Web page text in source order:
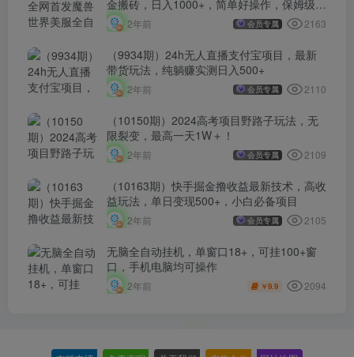
金搬砖，日入1000+，简单好操作，保姆级教
学
2年前 会员专属 2163
（9934期）24h无人直播支付宝项目，最新
带货玩法，纯躺赚实测日入500+
2年前 会员专属 2110
（10150期）2024高考项目野路子玩法，无
限裂变，最高一天1W＋！
2年前 会员专属 2109
（10163期）快手掘金撸收益最新技术，高收
益玩法，单日变现500+，小白必备项目
2年前 会员专属 2105
无脑全自动挂机，单窗口18+，可挂100+窗
口，手机电脑均可操作
2年前 ￥9.9 2094